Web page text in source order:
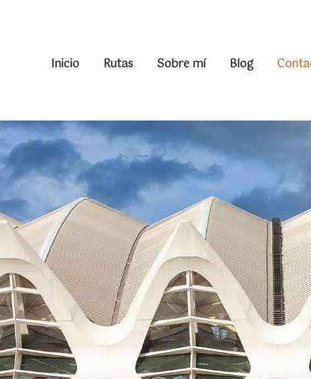
Inicio Rutas Sobre mí Blog